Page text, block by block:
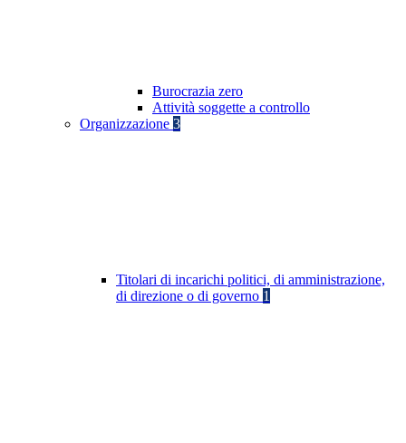
Burocrazia zero
Attività soggette a controllo
Organizzazione 3
Titolari di incarichi politici, di amministrazione,
di direzione o di governo 1